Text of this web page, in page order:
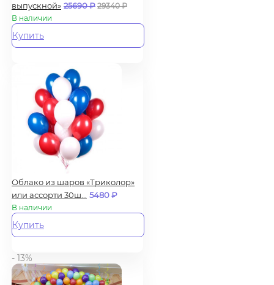
выпускной» 25690₽ 29340₽
В наличии
Купить
Облако из шаров «Триколор»
или ассорти 30ш...
5480₽
В наличии
Купить
- 13%